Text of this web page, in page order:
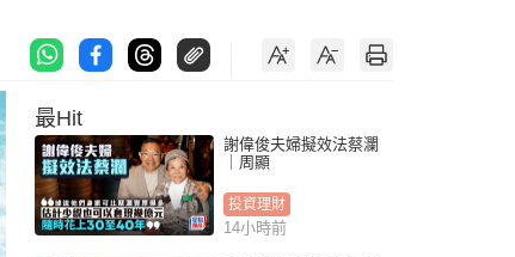
最Hit
謝偉俊夫婦擬效法蔡瀾
｜周顯
投資理財
14小時前